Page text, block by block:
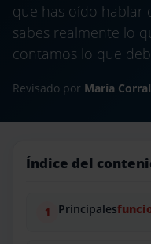
que has oído hablar
sabes realmente lo
contamos lo que
Revisado por María Corral
Índice del
Principales